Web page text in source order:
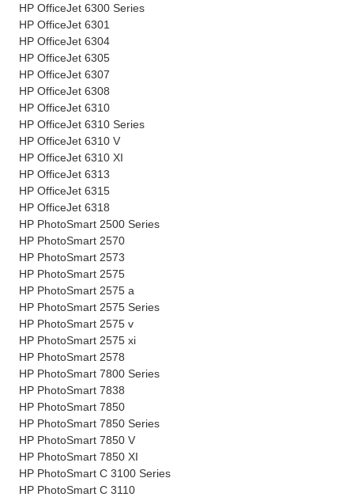
HP OfficeJet 6300 Series
HP OfficeJet 6301
HP OfficeJet 6304
HP OfficeJet 6305
HP OfficeJet 6307
HP OfficeJet 6308
HP OfficeJet 6310
HP OfficeJet 6310 Series
HP OfficeJet 6310 V
HP OfficeJet 6310 XI
HP OfficeJet 6313
HP OfficeJet 6315
HP OfficeJet 6318
HP PhotoSmart 2500 Series
HP PhotoSmart 2570
HP PhotoSmart 2573
HP PhotoSmart 2575
HP PhotoSmart 2575 a
HP PhotoSmart 2575 Series
HP PhotoSmart 2575 v
HP PhotoSmart 2575 xi
HP PhotoSmart 2578
HP PhotoSmart 7800 Series
HP PhotoSmart 7838
HP PhotoSmart 7850
HP PhotoSmart 7850 Series
HP PhotoSmart 7850 V
HP PhotoSmart 7850 XI
HP PhotoSmart C 3100 Series
HP PhotoSmart C 3110